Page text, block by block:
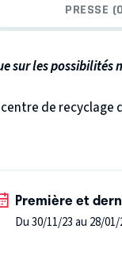
PRESSE
sur les
de
sortes de déchets,
musicaux colorés
contagieux.
Première et
Du 30/11/23 au 28/